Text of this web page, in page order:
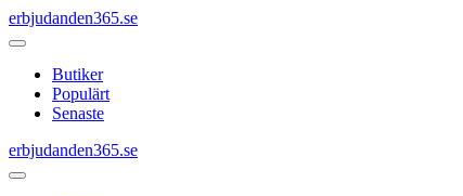
erbjudanden365.se
Butiker
Populärt
Senaste
erbjudanden365.se